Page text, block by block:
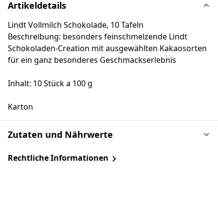
Artikeldetails
Lindt Vollmilch Schokolade, 10 Tafeln
Beschreibung: besonders feinschmelzende Lindt
Schokoladen-Creation mit ausgewählten Kakaosorten
für ein ganz besonderes Geschmackserlebnis
Inhalt: 10 Stück a 100 g
Karton
Zutaten und Nährwerte
Rechtliche Informationen